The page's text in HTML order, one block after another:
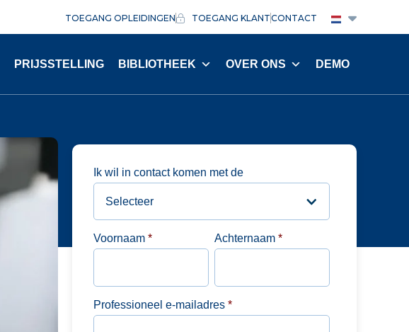
TOEGANG OPLEIDINGEN TOEGANG KLANTCONTACT
PRIJSSTELLING BIBLIOTHEEK OVER ONS DEMO
Ik wil in contact komen met de
Voornaam * Achternaam *
Professioneel e-mailadres *